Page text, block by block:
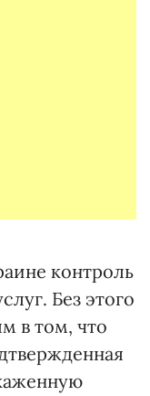
контроль
Без этого
в том, что